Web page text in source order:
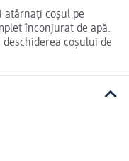
atârnați coșul pe
înconjurat de apă.
coșului de